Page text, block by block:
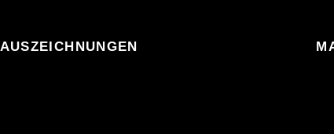
AUSZEICHNUNGEN